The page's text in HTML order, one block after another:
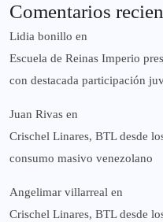
Comentarios
Lidia bonillo en
Escuela de Reinas Imperio
con destacada participación
Juan Rivas en
Crischel Linares, BTL desde
consumo masivo venezolano
Angelimar villarreal en
Crischel Linares, BTL desde